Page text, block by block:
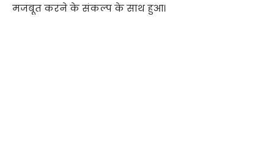
मजबूत करने के संकल्प के साथ हुआ।